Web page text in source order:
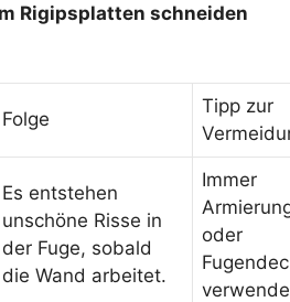
Rigipsplatten schneiden
Folge
Tipp zur
Es entstehen
unschöne Risse in
der Fuge, sobald
die Wand arbeitet.
Immer
oder